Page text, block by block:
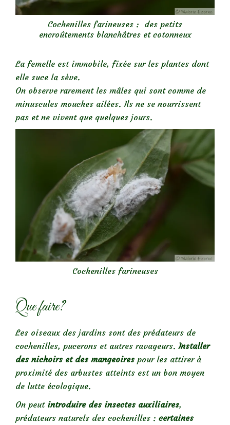
Cochenilles farineuses : des petits
encroûtements blanchâtres et cotonneux
La femelle est immobile, fixée sur les plantes dont
elle suce la sève.
On observe rarement les mâles qui sont comme de
minuscules mouches ailées. Ils ne se nourrissent
pas et ne vivent que quelques jours.
Cochenilles farineuses
Que faire?
Les oiseaux des jardins sont des prédateurs de
cochenilles, pucerons et autres ravageurs. Installer
des nichoirs et des mangeoires pour les attirer à
proximité des arbustes atteints est un bon moyen
de lutte écologique.
On peut introduire des insectes auxiliaires,
prédateurs naturels des cochenilles : certaines